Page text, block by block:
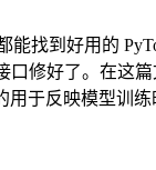
找到好用的
修好了。在这
于反映模型训练